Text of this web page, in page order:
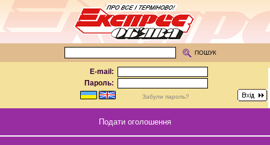
E-mail:
Пароль:
Забули пароль?
ПОШУК
Подати оголошення